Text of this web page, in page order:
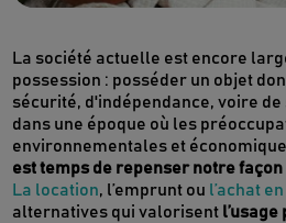
La société actuelle est encore
possession : posséder un objet
sécurité, d'indépendance, voire
dans une époque où les
environnementales et
est temps de repenser notre
La location, l’emprunt ou l’achat
alternatives qui valorisent